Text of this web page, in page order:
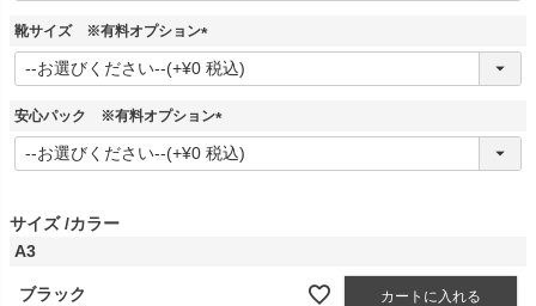
靴サイズ ※有料オプション
(
必
)
安心パック ※有料オプション
(
必
サイズ カラー
A3
ブラック カートに入れる